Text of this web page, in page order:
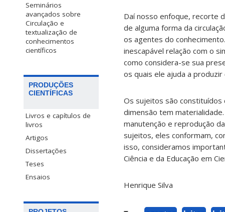
Seminários
avançados sobre
Circulação e
textualização de
conhecimentos
científicos
PRODUÇÕES
CIENTÍFICAS
Livros e capítulos de
livros
Artigos
Dissertações
Teses
Ensaios
Daí nosso enfoque, recorte
de alguma forma da
os agentes do
inescapável relação com o
como considera-se sua
os quais ele ajuda a
Os sujeitos são constituídos
dimensão tem
manutenção e reprodução
sujeitos, eles conformam,
isso, consideramos
Ciência e da Educação em
Henrique Silva